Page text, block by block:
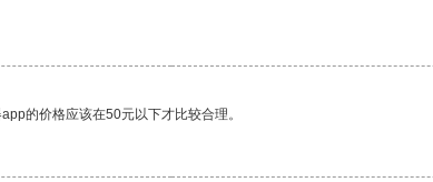
的价格应该在50元以下才比较合理。